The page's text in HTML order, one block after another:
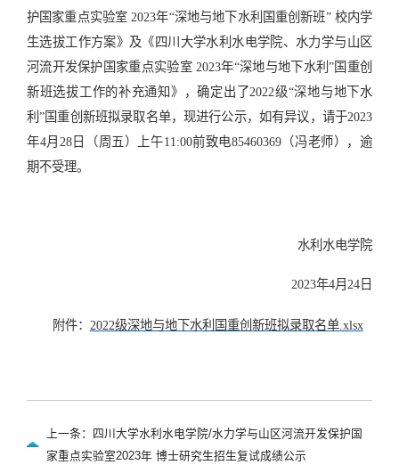
护国家重点实验室 2023年“深地与地下水利国重创新班” 校内学
生选拔工作方案》及《四川大学水利水电学院、水力学与山区
河流开发保护国家重点实验室 2023年“深地与地下水利”国重创
新班选拔工作的补充通知》，确定出了2022级“深地与地下水
利”国重创新班拟录取名单，现进行公示，如有异议，请于2023
年4月28日（周五）上午11:00前致电85460369（冯老师），逾
期不受理。
水利水电学院
2023年4月24日
附件： 2022级深地与地下水利国重创新班拟录取名单.xlsx
上一条：四川大学水利水电学院/水力学与山区河流开发保护国
家重点实验室2023年 博士研究生招生复试成绩公示